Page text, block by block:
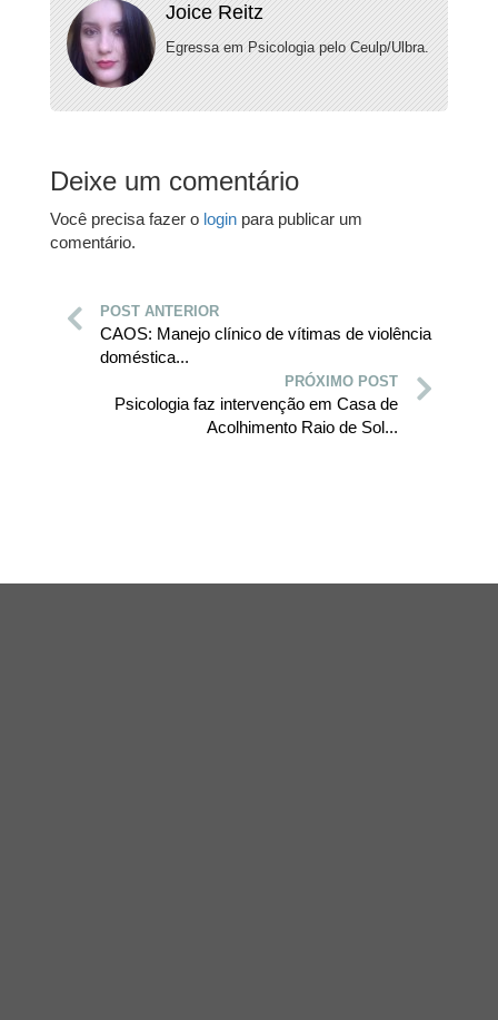
Joice Reitz
Egressa em Psicologia pelo Ceulp/Ulbra.
Deixe um comentário
Você precisa fazer o login para publicar um
comentário.
POST ANTERIOR
CAOS: Manejo clínico de vítimas de violência
doméstica...
PRÓXIMO POST
Psicologia faz intervenção em Casa de
Acolhimento Raio de Sol...